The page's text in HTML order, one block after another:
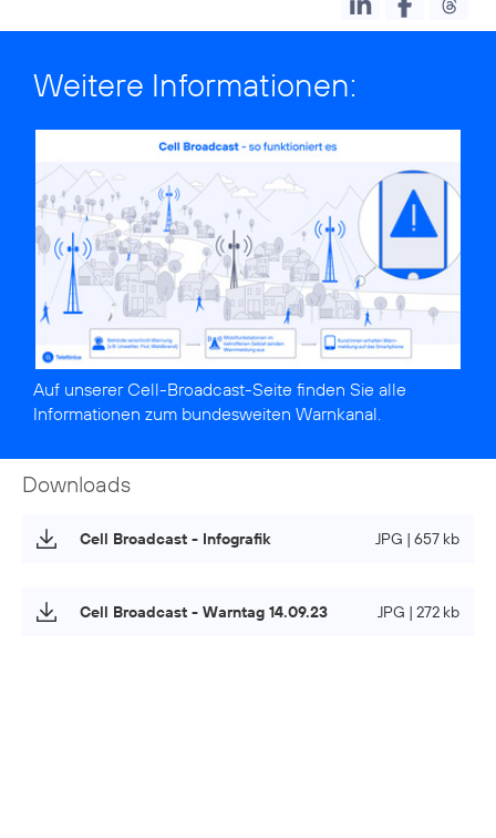
Weitere Informationen:
Auf unsererCell-Broadcast-Seite finden Sie alle
Informationen zum bundesweiten Warnkanal.
Downloads
Cell Broadcast - Infografik JPG | 657 kb
Cell Broadcast - Warntag 14.09.23 JPG | 272 kb